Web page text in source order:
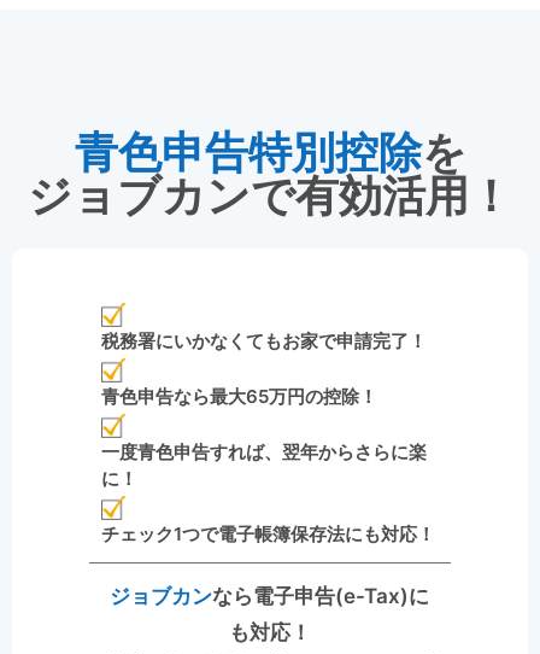
青色申告特別控除を
ジョブカンで有効活用！
税務署にいかなくてもお家で申請完了！
青色申告なら最大65万円の控除！
一度青色申告すれば、翌年からさらに楽
に！
チェック1つで電子帳簿保存法にも対応！
ジョブカンなら電子申告(e-Tax)に
も対応！